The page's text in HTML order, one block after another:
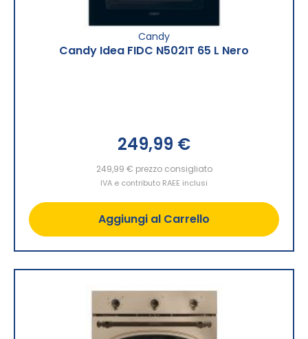
Candy
Candy Idea FIDC N502IT 65 L Nero
249,99 €
249,99 € prezzo consigliato
IVA e contributo RAEE inclusi
Aggiungi al Carrello